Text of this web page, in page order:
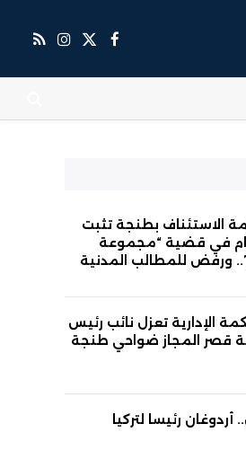
فيسبوك
X
الانستغرام
RSS
الاستئناف بطنجة تثبت
في قضية “مجموعة
ورفض للمطالب المدنية
الإدارية تعزل نائب رئيس
قصر المجاز ضواحي طنجة
أردوغان رئيسا لتركيا